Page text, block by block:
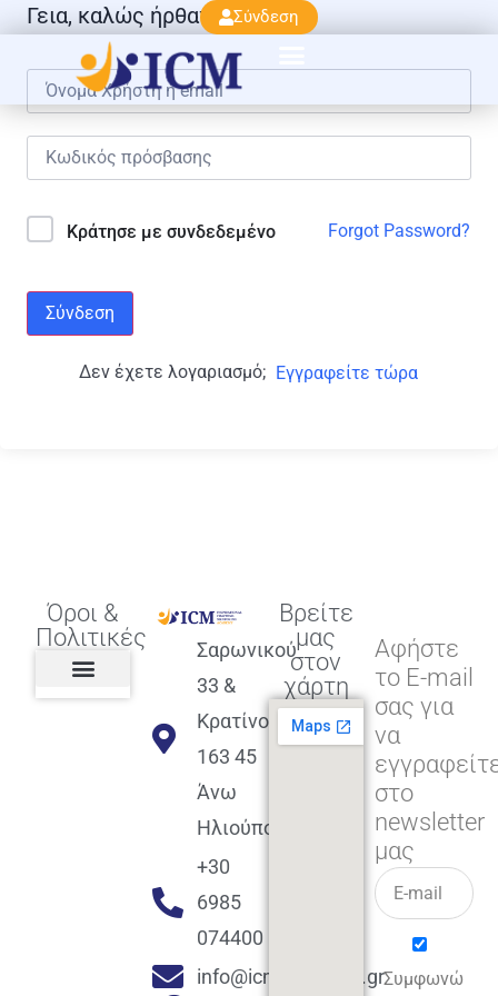
Σύνδεση
Γεια, καλώς ήρθατε πάλι!
Κράτησε με συνδεδεμένο Forgot Password?
Σύνδεση
Δεν έχετε λογαριασμό; Εγγραφείτε τώρα
Όροι &
Πολιτικές
Σαρωνικού
33 &
Κρατίνου
163 45
Άνω
Ηλιούπολη
+30
6985
074400
info@icmacademy.gr
Βρείτε
μας
στον
χάρτη
Αφήστε
το E-mail
σας για
να
στο
newsletter
μας
Συμφωνώ